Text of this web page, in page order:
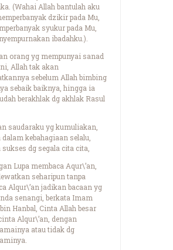
(Wahai Allah bantulah aku
dzikir pada Mu,
syukur pada Mu,
ibadahku.).
orang yg mempunyai sanad
Allah tak akan
sebelum Allah bimbing
sebaik baiknya, hingga ia
berakhlak dg akhlak Rasul
saudaraku yg kumuliakan,
dalam kebahagiaan selalu,
sukses dg segala cita cita,
Lupa membaca Aqur\’an,
seharipun tanpa
Alqur\’an jadikan bacaan yg
senangi, berkata Imam
Hanbal, Cinta Allah besar
Alqur\’an, dengan
atau tidak dg